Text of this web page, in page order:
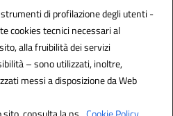
di profilazione degli utenti -
cookies tecnici necessari al
alla fruibilità dei servizi
– sono utilizzati, inoltre,
messi a disposizione da Web
anic81100g@pec.istruzione.it
by 3D Solution S.r.l.